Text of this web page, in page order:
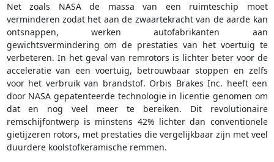
Net zoals NASA de massa van een ruimteschip moet
verminderen zodat het aan de zwaartekracht van de aarde kan
ontsnappen, werken autofabrikanten aan
gewichtsvermindering om de prestaties van het voertuig te
verbeteren. In het geval van remrotors is lichter beter voor de
acceleratie van een voertuig, betrouwbaar stoppen en zelfs
voor het verbruik van brandstof. Orbis Brakes Inc. heeft een
door NASA gepatenteerde technologie in licentie genomen om
dat en nog veel meer te bereiken. Dit revolutionaire
remschijfontwerp is minstens 42% lichter dan conventionele
gietijzeren rotors, met prestaties die vergelijkbaar zijn met veel
duurdere koolstofkeramische remmen.